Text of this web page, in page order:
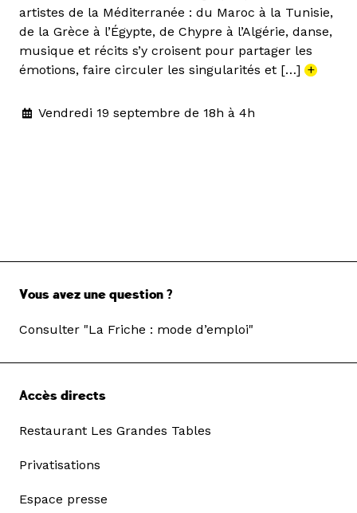
artistes de la Méditerranée : du Maroc à la Tunisie,
de la Grèce à l’Égypte, de Chypre à l’Algérie, danse,
musique et récits s’y croisent pour partager les
émotions, faire circuler les singularités et […] +
Vendredi 19 septembre de 18h à 4h
Vous avez une question ?
Consulter "La Friche : mode d’emploi"
Accès directs
Restaurant Les Grandes Tables
Privatisations
Espace presse